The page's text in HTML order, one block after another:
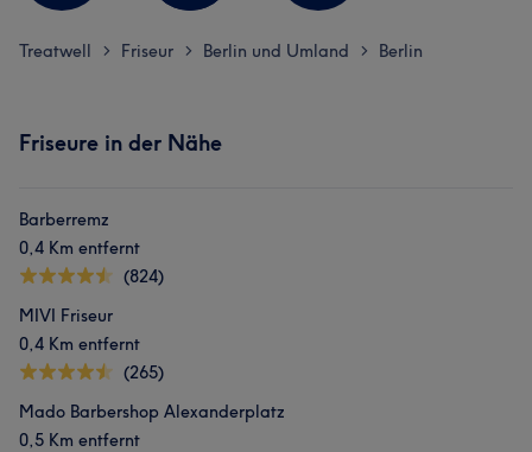
Treatwell > Friseur > Berlin und Umland > Berlin
Friseure in der Nähe
Barberremz
0,4 Km entfernt
(824)
MIVI Friseur
0,4 Km entfernt
(265)
Mado Barbershop Alexanderplatz
0,5 Km entfernt